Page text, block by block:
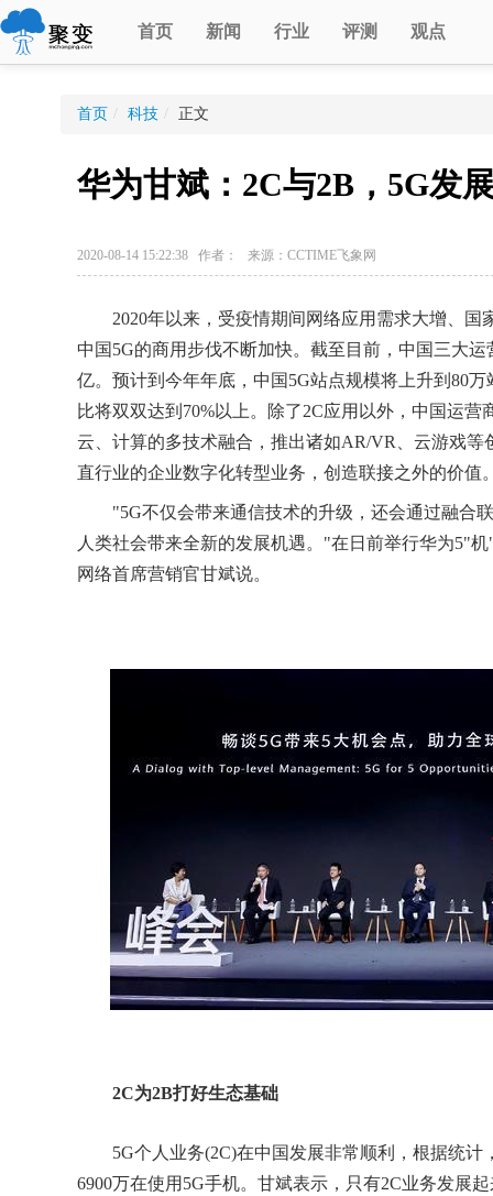
首页 新闻 行业 评测 观点
首页 / 科技 / 正文
华为甘斌：2C与2B，5G发
2020-08-14 15:22:38 作者： 来源：CCTIME飞象网
2020年以来，受疫情期间网络应用需求大增、国
中国5G的商用步伐不断加快。截至目前，中国三大
亿。预计到今年年底，中国5G站点规模将上升到80
比将双双达到70%以上。除了2C应用以外，中国运
云、计算的多技术融合，推出诸如AR/VR、云游戏
直行业的企业数字化转型业务，创造联接之外的价值
"5G不仅会带来通信技术的升级，还会通过融合
人类社会带来全新的发展机遇。"在日前举行华为5"
网络首席营销官甘斌说。
2C为2B打好生态基础
5G个人业务(2C)在中国发展非常顺利，根据统计
6900万在使用5G手机。甘斌表示，只有2C业务发展